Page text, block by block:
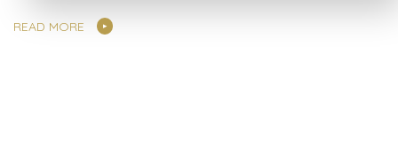
READ MORE